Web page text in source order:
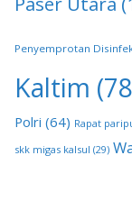
Penyemprotan
Kaltim
Polri (64) Rapat
skk migas kalsul (29)